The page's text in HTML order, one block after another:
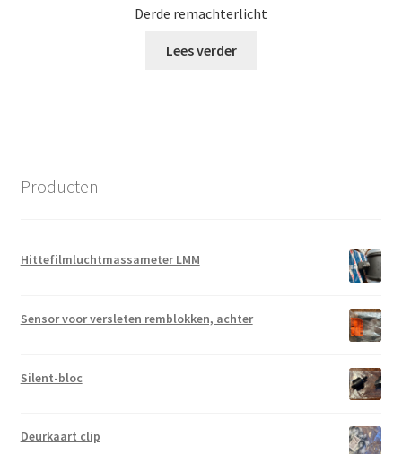
Derde remachterlicht
Lees verder
Producten
Hittefilmluchtmassameter LMM
Sensor voor versleten remblokken, achter
Silent-bloc
Deurkaart clip